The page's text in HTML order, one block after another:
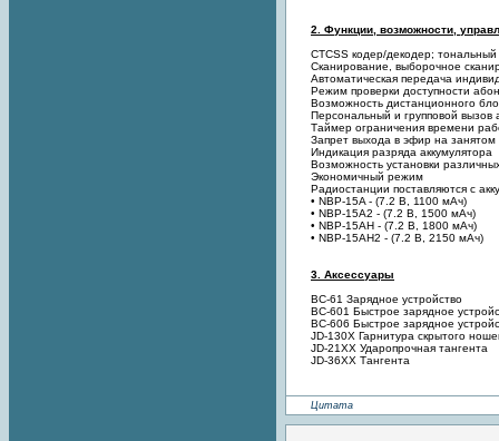
2. Функции, возможности,
CTCSS кодер/декодер; тональный
Сканирование, выборочное
Автоматическая передача
Режим проверки доступности
Возможность дистанционного
Персональный и групповой вызов
Таймер ограничения времени
Запрет выхода в эфир на занятом
Индикация разряда аккумулятора
Возможность установки
Экономичный режим
Радиостанции поставляются с
• NBP-15A - (7.2 В, 1100 мАч)
• NBP-15A2 - (7.2 В, 1500 мАч)
• NBP-15AH - (7.2 В, 1800 мАч)
• NBP-15AH2 - (7.2 В, 2150 мАч)
3. Аксессуары
BC-61 Зарядное устройство
BC-601 Быстрое зарядное
BC-606 Быстрое зарядное
JD-130X Гарнитура скрытого
JD-21XX Ударопрочная тангента
JD-36XX Тангента
Цитата